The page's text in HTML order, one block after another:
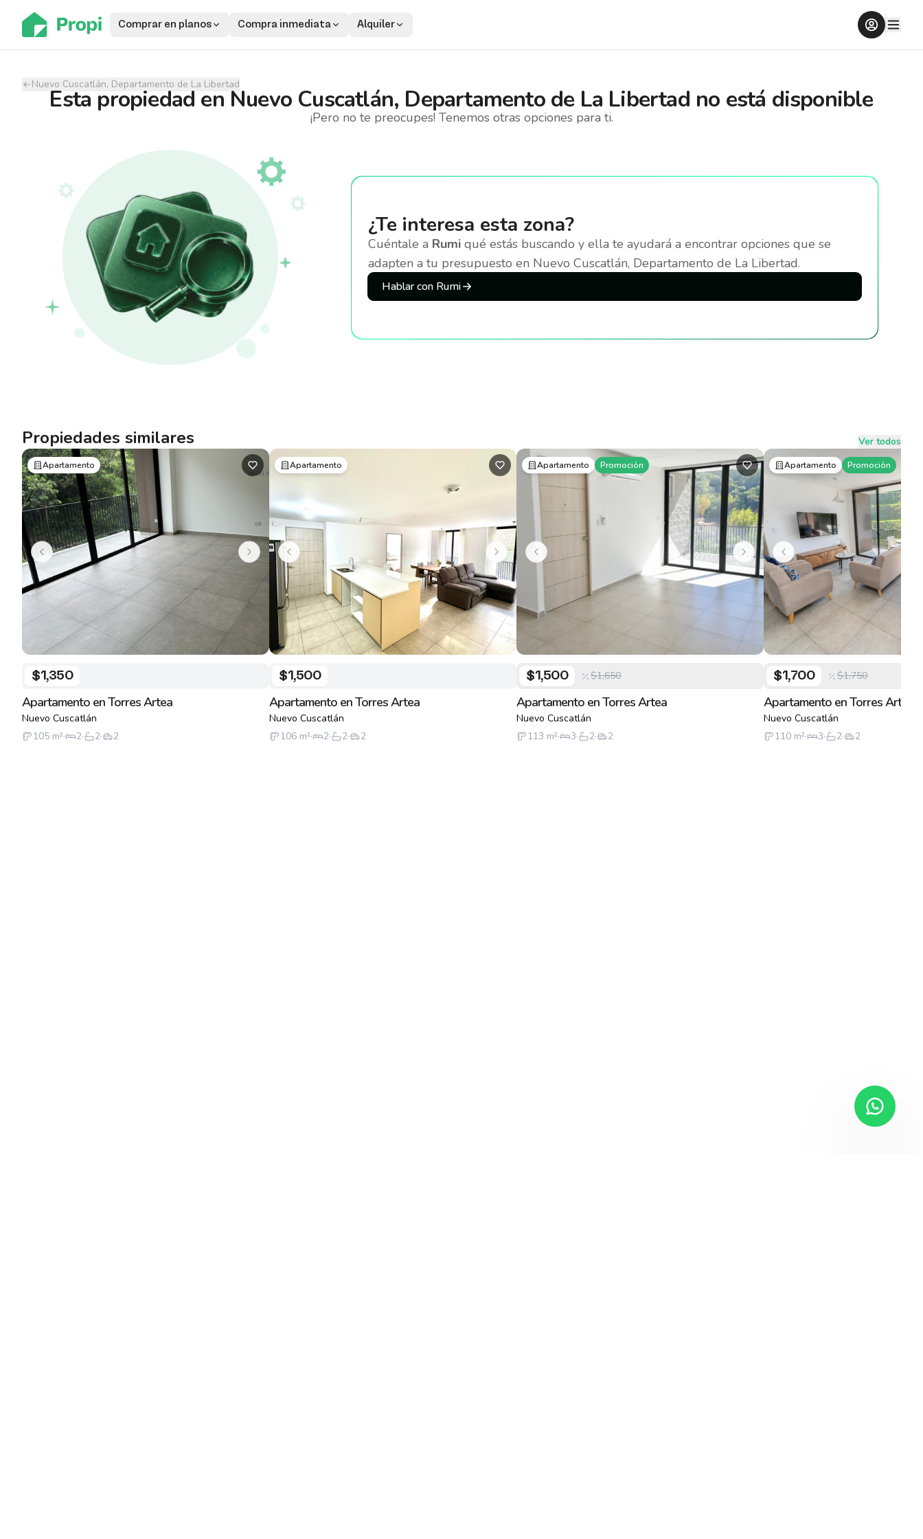
Comprar en planos Compra inmediata Alquiler
Nuevo Cuscatlán, Departamento de La Libertad
Esta propiedad en Nuevo Cuscatlán, Departamento de La Libertad no está disponible
¡Pero no te preocupes! Tenemos otras opciones para ti.
¿Te interesa esta zona?
Cuéntale a Rumi qué estás buscando y ella te ayudará a encontrar opciones que se
adapten a tu presupuesto en Nuevo Cuscatlán, Departamento de La Libertad.
Hablar con Rumi
Propiedades similares Ver todos
Apartamento
$1,350
Apartamento en Torres Artea
Nuevo Cuscatlán
105 m²· 2· 2· 2
Apartamento
$1,500
Apartamento en Torres Artea
Nuevo Cuscatlán
106 m²· 2· 2· 2
Apartamento Promoción
$1,500 $1,650
Apartamento en Torres Artea
Nuevo Cuscatlán
113 m²· 3· 2· 2
Apartamento Promoción
$1,700 $1,750
Apartamento en Torres Artea
Nuevo Cuscatlán
110 m²· 3· 2· 2